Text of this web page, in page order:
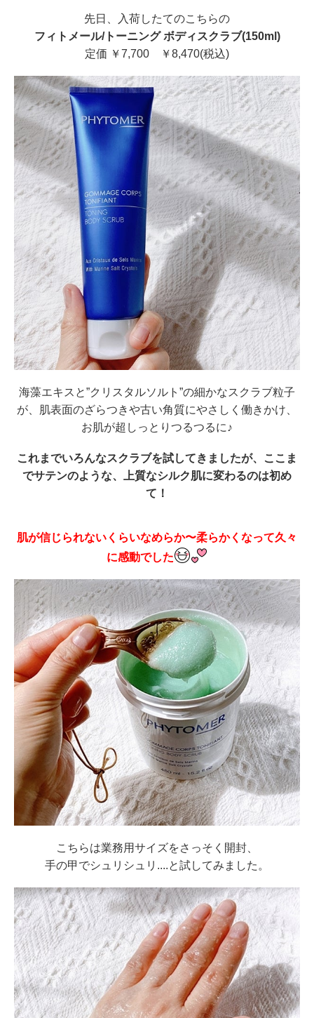
先日、入荷したてのこちらの
フィトメール/トーニング ボディスクラブ(150ml)
定価 ￥7,700 ￥8,470(税込)
海藻エキスと”クリスタルソルト”の細かなスクラブ粒子
が、
肌表面のざらつきや古い角質にやさしく働きかけ、
お肌が超しっとりつるつるに♪
これまでいろんなスクラブを試してきましたが、ここま
でサテンのような、上質なシルク肌に変わるのは初め
て！
肌が信じられないくらいなめらか〜柔らかくなって久々
に感動でした
こちらは業務用サイズをさっそく開封、
手の甲でシュリシュリ....と試してみました 。